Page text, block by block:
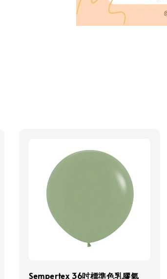
Sempertex 36吋標準色乳膠氣